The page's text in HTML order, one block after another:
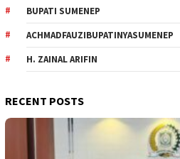
BUPATI SUMENEP
ACHMADFAUZIBUPATINYASUMENEP
H. ZAINAL ARIFIN
RECENT POSTS